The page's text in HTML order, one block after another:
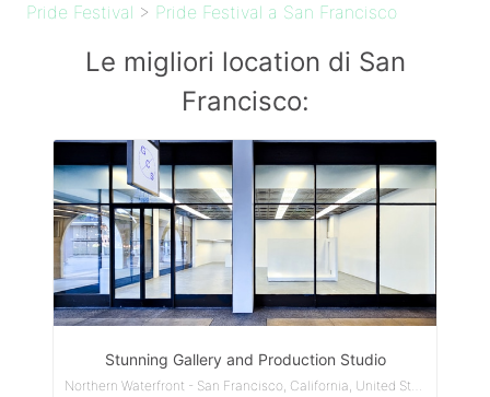
Pride Festival > Pride Festival a San Francisco
Le migliori location di San
Francisco:
Stunning Gallery and Production Studio
Northern Waterfront - San Francisco, California, United States